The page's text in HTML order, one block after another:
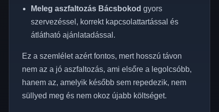
Meleg aszfaltozás Bácsbokod gyors
szervezéssel, korrekt kapcsolattartással és
átlátható ajánlatadással.
Ez a szemlélet azért fontos, mert hosszú távon
nem az a jó aszfaltozás, ami elsőre a legolcsóbb,
hanem az, amelyik később sem repedezik, nem
süllyed meg és nem okoz újabb költséget.